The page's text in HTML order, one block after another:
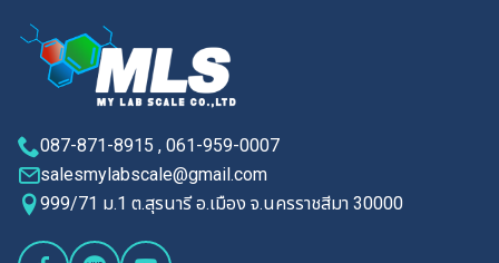
087-871-8915 , 061-959-0007
salesmylabscale@gmail.com
999/71 ม.1 ต.สุรนารี อ.เมือง จ.นครราชสีมา 30000